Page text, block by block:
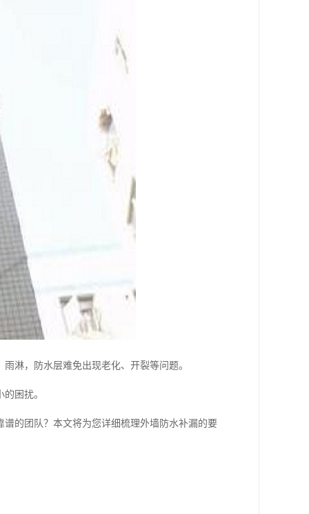
淋，防水层难免出现老化、开裂等问题。
困扰。
的团队？本文将为您详细梳理外墙防水补漏的要